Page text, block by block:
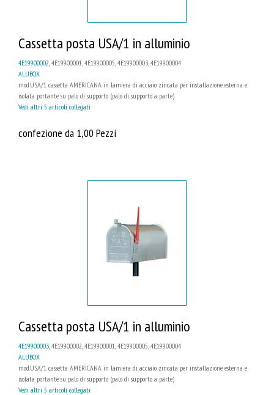
Cassetta posta USA/1 in alluminio
4E19900002, 4E19900001, 4E19900005, 4E19900003, 4E19900004
ALUBOX
mod.USA/1 cassetta AMERICANA in lamiera di acciaio zincata per installazione esterna e
isolata portante su palo di supporto (palo di supporto a parte)
Vedi altri 5 articoli collegati
confezione da 1,00 Pezzi
Cassetta posta USA/1 in alluminio
4E19900003 , 4E19900002, 4E19900001, 4E19900005, 4E19900004
ALUBOX
mod.USA/1 cassetta AMERICANA in lamiera di acciaio zincata per installazione esterna e
isolata portante su palo di supporto (palo di supporto a parte)
Vedi altri 5 articoli collegati